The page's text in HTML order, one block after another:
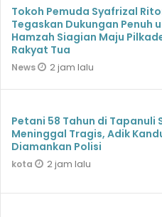
Tokoh Pemuda Syafrizal
Tegaskan Dukungan Penuh
Hamzah Siagian Maju
Rakyat Tua
News 2 jam lalu
Petani 58 Tahun di Tapanuli
Meninggal Tragis, Adik
Diamankan Polisi
kota 2 jam lalu